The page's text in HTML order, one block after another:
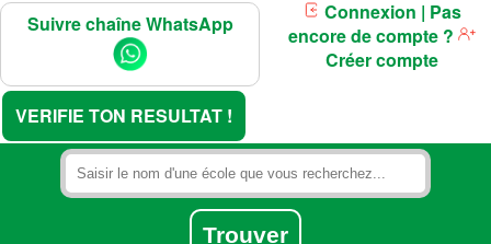
Suivre chaîne WhatsApp
VERIFIE TON RESULTAT !
Connexion | Pas
encore de compte ?
Créer compte